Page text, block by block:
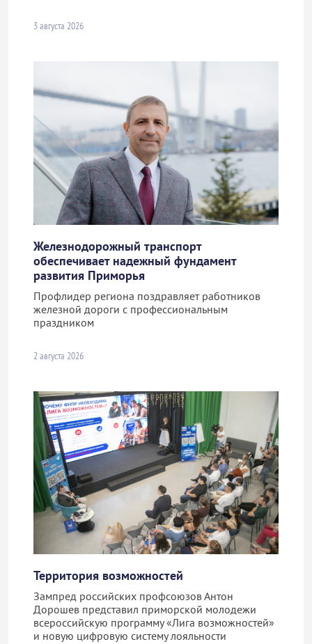
3 августа 2026
Железнодорожный транспорт
обеспечивает надежный фундамент
развития Приморья
Профлидер региона поздравляет работников
железной дороги с профессиональным
праздником
2 августа 2026
Территория возможностей
Зампред российских профсоюзов Антон
Дорошев представил приморской молодежи
всероссийскую программу «Лига возможностей»
и новую цифровую систему лояльности